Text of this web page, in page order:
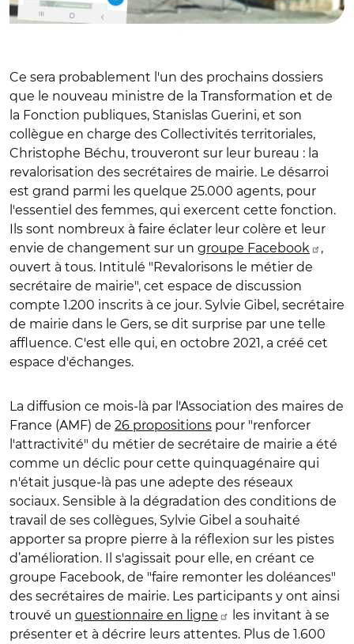
Ce sera probablement l'un des prochains dossiers
que le nouveau ministre de la Transformation et de
la Fonction publiques, Stanislas Guerini, et son
collègue en charge des Collectivités territoriales,
Christophe Béchu, trouveront sur leur bureau : la
revalorisation des secrétaires de mairie. Le désarroi
est grand parmi les quelque 25.000 agents, pour
l'essentiel des femmes, qui exercent cette fonction.
Ils sont nombreux à faire éclater leur colère et leur
envie de changement sur un groupe Facebook
,
ouvert à tous. Intitulé "Revalorisons le métier de
secrétaire de mairie", cet espace de discussion
compte 1.200 inscrits à ce jour. Sylvie Gibel, secrétaire
de mairie dans le Gers, se dit surprise par une telle
affluence. C'est elle qui, en octobre 2021, a créé cet
espace d'échanges.
La diffusion ce mois-là par l'Association des maires de
France (AMF) de 26 propositions pour "renforcer
l'attractivité" du métier de secrétaire de mairie a été
comme un déclic pour cette quinquagénaire qui
n'était jusque-là pas une adepte des réseaux
sociaux. Sensible à la dégradation des conditions de
travail de ses collègues, Sylvie Gibel a souhaité
apporter sa propre pierre à la réflexion sur les pistes
d’amélioration. Il s'agissait pour elle, en créant ce
groupe Facebook, de "faire remonter les doléances"
des secrétaires de mairie. Les participants y ont ainsi
trouvé un questionnaire en ligne
les invitant à se
présenter et à décrire leurs attentes. Plus de 1.600